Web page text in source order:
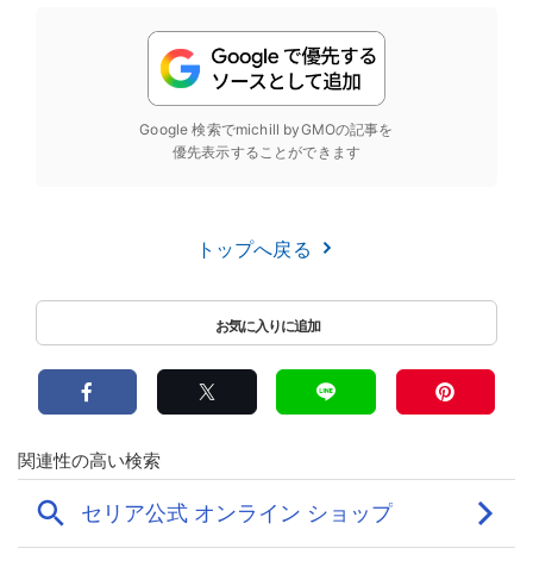
Google 検索でmichill byGMOの記事を
優先表示することができます
トップへ戻る